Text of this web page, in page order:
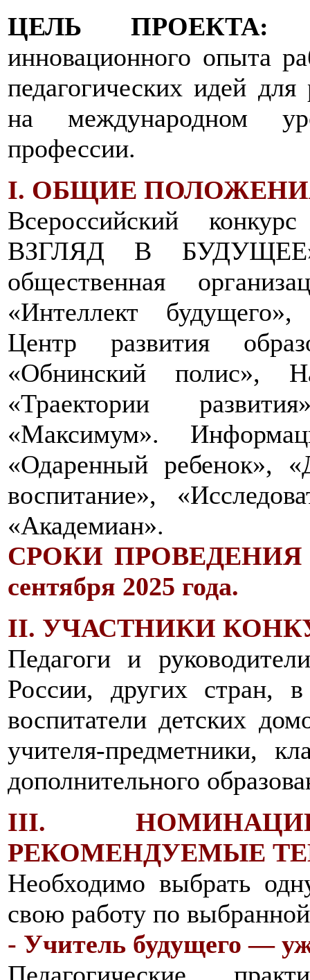
ЦЕЛЬ ПРОЕКТА:
инновационного опыта
педагогических идей
на международном
профессии.
I. ОБЩИЕ
Всероссийский
ВЗГЛЯД В БУДУЩЕЕ»
общественная
«Интеллект будущего»,
Центр развития
«Обнинский полис»,
«Траектории
«Максимум».
«Одаренный ребенок»,
воспитание»,
«Академиан».
СРОКИ ПРОВЕДЕНИЯ
сентября 2025 года.
II. УЧАСТНИКИ
Педагоги и
России, других стран,
воспитатели детских
учителя-предметники,
дополнительного
III.
РЕКОМЕНДУЕМЫЕ
Необходимо выбрать
свою работу по
- Учитель будущего —